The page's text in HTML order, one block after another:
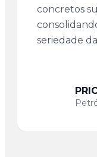
concretos
seriedade